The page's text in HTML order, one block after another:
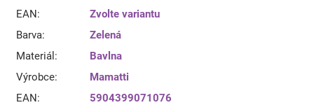
EAN:
Zvolte variantu
Barva:
Zelená
Materiál :
Bavlna
Výrobce:
Mamatti
EAN: 5904399071076